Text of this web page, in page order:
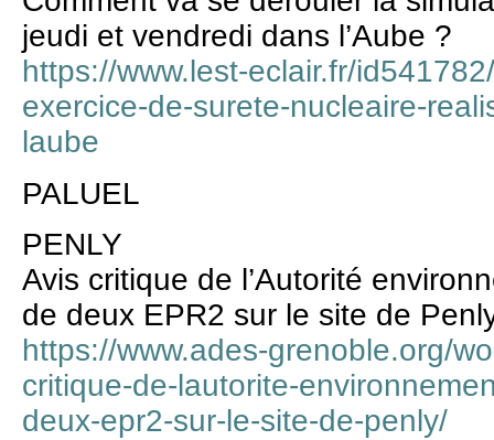
jeudi et vendredi dans l’Aube ?
https://www.lest-eclair.fr/
exercice-de-surete-nucleaire-
laube
PALUEL
PENLY
Avis critique de l’Autorité
de deux EPR2 sur le site de
https://www.ades-grenoble.org/
critique-de-lautorite-
deux-epr2-sur-le-site-de-penly/